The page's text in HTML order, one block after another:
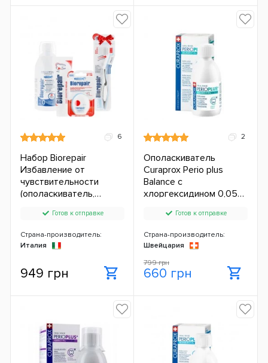
6
Набор Biorepair
Избавление от
чувствительности
(ополаскиватель,
зубная щетка)
Готов к отправке
Страна-производитель:
Италия
949 грн
2
Ополаскиватель
Curaprox Perio plus
Balance с
хлоргексидином 0,05%
Готов к отправке
Страна-производитель:
Швейцария
799 грн
660 грн